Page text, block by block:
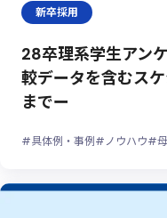
新卒採用
28卒理系学生アン
較データを含むス
までー
#具体例・事例#ノウハウ#